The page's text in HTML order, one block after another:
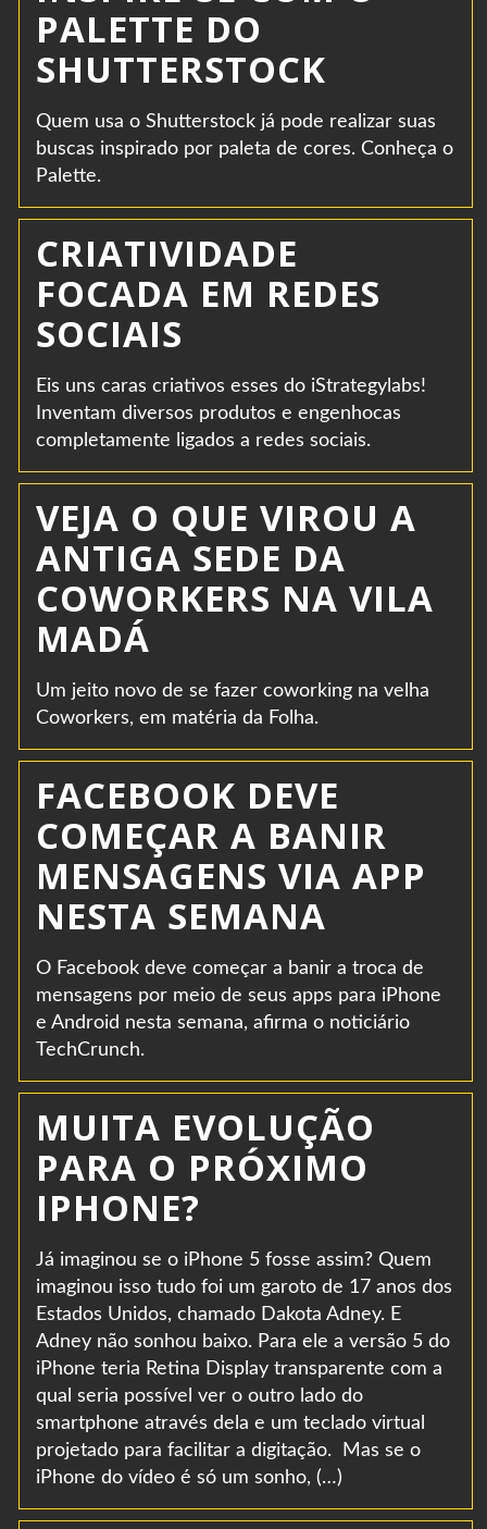
PALETTE DO
SHUTTERSTOCK
Quem usa o Shutterstock já pode realizar suas
buscas inspirado por paleta de cores. Conheça o
Palette.
CRIATIVIDADE
FOCADA EM REDES
SOCIAIS
Eis uns caras criativos esses do iStrategylabs!
Inventam diversos produtos e engenhocas
completamente ligados a redes sociais.
VEJA O QUE VIROU A
ANTIGA SEDE DA
COWORKERS NA VILA
MADÁ
Um jeito novo de se fazer coworking na velha
Coworkers, em matéria da Folha.
FACEBOOK DEVE
COMEÇAR A BANIR
MENSAGENS VIA APP
NESTA SEMANA
O Facebook deve começar a banir a troca de
mensagens por meio de seus apps para iPhone
e Android nesta semana, afirma o noticiário
TechCrunch.
MUITA EVOLUÇÃO
PARA O PRÓXIMO
IPHONE?
Já imaginou se o iPhone 5 fosse assim? Quem
imaginou isso tudo foi um garoto de 17 anos dos
Estados Unidos, chamado Dakota Adney. E
Adney não sonhou baixo. Para ele a versão 5 do
iPhone teria Retina Display transparente com a
qual seria possível ver o outro lado do
smartphone através dela e um teclado virtual
projetado para facilitar a digitação. Mas se o
iPhone do vídeo é só um sonho, (…)